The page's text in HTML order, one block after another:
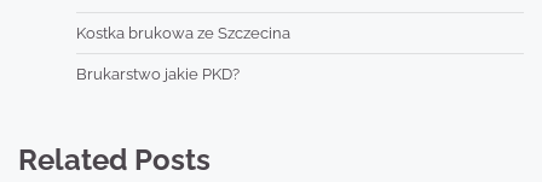
Kostka brukowa ze Szczecina
Brukarstwo jakie PKD?
Related Posts